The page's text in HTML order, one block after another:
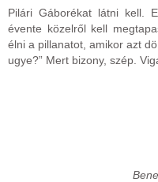
Pilári Gáborékat látni kell.
évente közelről kell
élni a pillanatot, amikor azt
ugye?” Mert bizony, szép.